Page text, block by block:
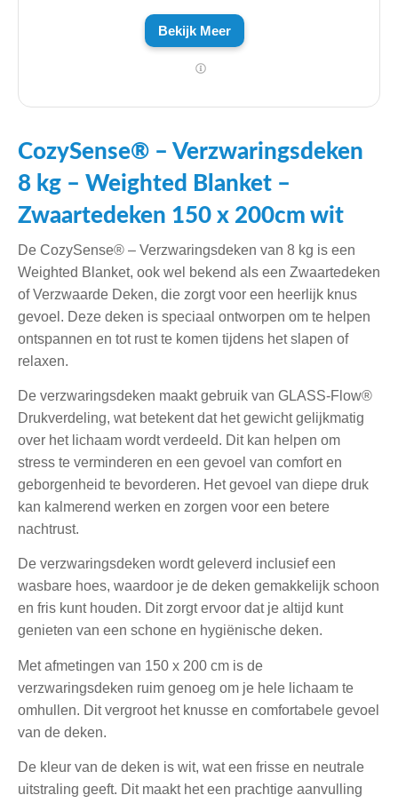
Bekijk Meer
CozySense® – Verzwaringsdeken
8 kg – Weighted Blanket –
Zwaartedeken 150 x 200cm wit
De CozySense® – Verzwaringsdeken van 8 kg is een
Weighted Blanket, ook wel bekend als een Zwaartedeken
of Verzwaarde Deken, die zorgt voor een heerlijk knus
gevoel. Deze deken is speciaal ontworpen om te helpen
ontspannen en tot rust te komen tijdens het slapen of
relaxen.
De verzwaringsdeken maakt gebruik van GLASS-Flow®
Drukverdeling, wat betekent dat het gewicht gelijkmatig
over het lichaam wordt verdeeld. Dit kan helpen om
stress te verminderen en een gevoel van comfort en
geborgenheid te bevorderen. Het gevoel van diepe druk
kan kalmerend werken en zorgen voor een betere
nachtrust.
De verzwaringsdeken wordt geleverd inclusief een
wasbare hoes, waardoor je de deken gemakkelijk schoon
en fris kunt houden. Dit zorgt ervoor dat je altijd kunt
genieten van een schone en hygiënische deken.
Met afmetingen van 150 x 200 cm is de
verzwaringsdeken ruim genoeg om je hele lichaam te
omhullen. Dit vergroot het knusse en comfortabele gevoel
van de deken.
De kleur van de deken is wit, wat een frisse en neutrale
uitstraling geeft. Dit maakt het een prachtige aanvulling